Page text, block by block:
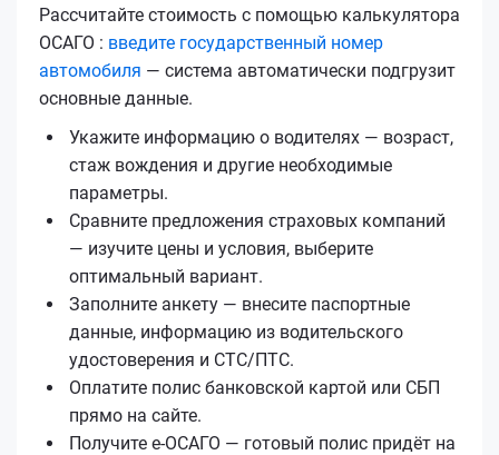
Рассчитайте стоимость с помощью калькулятора
ОСАГО : введите государственный номер
автомобиля — система автоматически подгрузит
основные данные.
Укажите информацию о водителях — возраст,
стаж вождения и другие необходимые
параметры.
Сравните предложения страховых компаний
— изучите цены и условия, выберите
оптимальный вариант.
Заполните анкету — внесите паспортные
данные, информацию из водительского
удостоверения и СТС/ПТС.
Оплатите полис банковской картой или СБП
прямо на сайте.
Получите е‑ОСАГО — готовый полис придёт на